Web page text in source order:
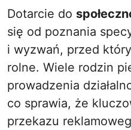
Dotarcie do
się od poznania
i wyzwań, przed
rolne. Wiele rodzin
prowadzenia
co sprawia, że
przekazu